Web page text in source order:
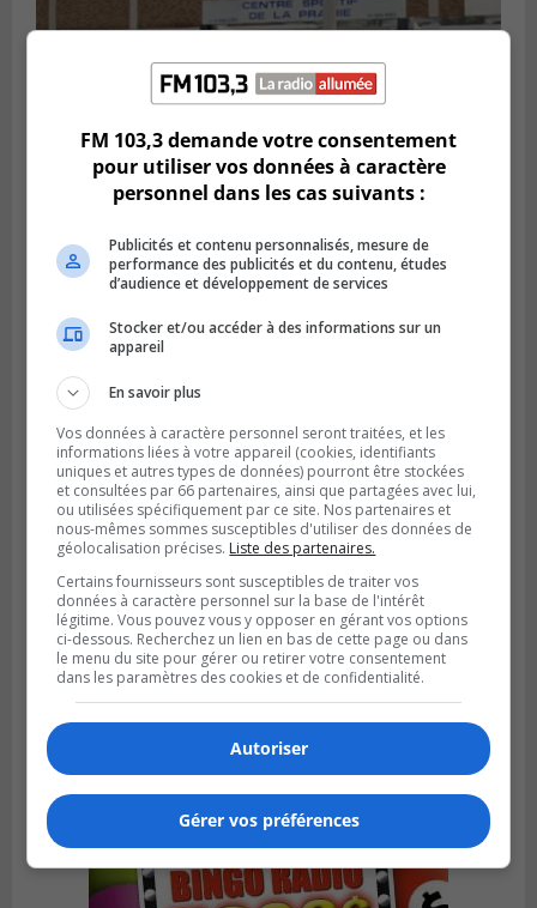
Publié le 5 août 2026 à 11h59
La Prairie loue des espaces de glace
jusqu’en avril 2027
LA PRAIRIE
Publié le 4 août 2026 à 15h50
Le mur du rempart de La Prairie retrouve
sa jeunesse
FM 103,3 demande votre consentement
pour utiliser vos données à caractère
personnel dans les cas suivants :
Publicités et contenu personnalisés, mesure de
performance des publicités et du contenu, études
d’audience et développement de services
Stocker et/ou accéder à des informations sur un
appareil
En savoir plus
Vos données à caractère personnel seront traitées, et les
informations liées à votre appareil (cookies, identifiants
uniques et autres types de données) pourront être stockées
et consultées par 66 partenaires, ainsi que partagées avec lui,
ou utilisées spécifiquement par ce site. Nos partenaires et
nous-mêmes sommes susceptibles d'utiliser des données de
géolocalisation précises. Liste des partenaires.
Certains fournisseurs sont susceptibles de traiter vos
données à caractère personnel sur la base de l'intérêt
légitime. Vous pouvez vous y opposer en gérant vos options
ci-dessous. Recherchez un lien en bas de cette page ou dans
le menu du site pour gérer ou retirer votre consentement
dans les paramètres des cookies et de confidentialité.
Autoriser
Gérer vos préférences